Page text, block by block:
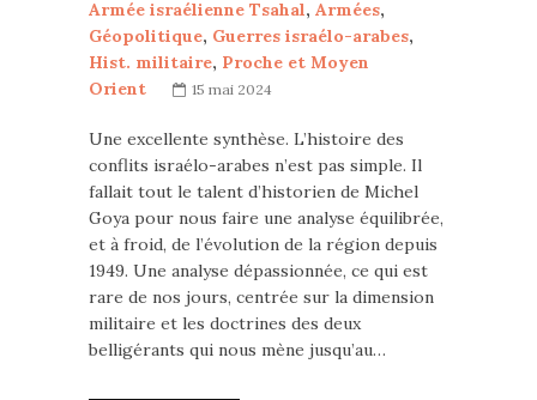
Armée israélienne Tsahal, Armées,
Géopolitique, Guerres israélo-arabes,
Hist. militaire, Proche et Moyen
Orient
15 mai 2024
Une excellente synthèse. L’histoire des
conflits israélo-arabes n’est pas simple. Il
fallait tout le talent d’historien de Michel
Goya pour nous faire une analyse équilibrée,
et à froid, de l’évolution de la région depuis
1949. Une analyse dépassionnée, ce qui est
rare de nos jours, centrée sur la dimension
militaire et les doctrines des deux
belligérants qui nous mène jusqu’au…